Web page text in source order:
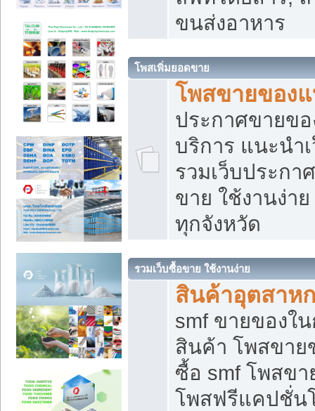
ขนส่งอาหาร
โพสเพิ่มยอดขาย
โพสขายของ
ประกาศขายข
บริการ แนะนำ
รวมเว็บประกา
ขาย ใช้งานง่า
ทุกจังหวัด
รวมเว็บซื้อขาย ใช้งานง่าย
สินค้าอุตสาห
smf ขายของใ
สินค้า โพสขาย
ซื้อ smf โพสข
โพสฟรีแคปชั่น